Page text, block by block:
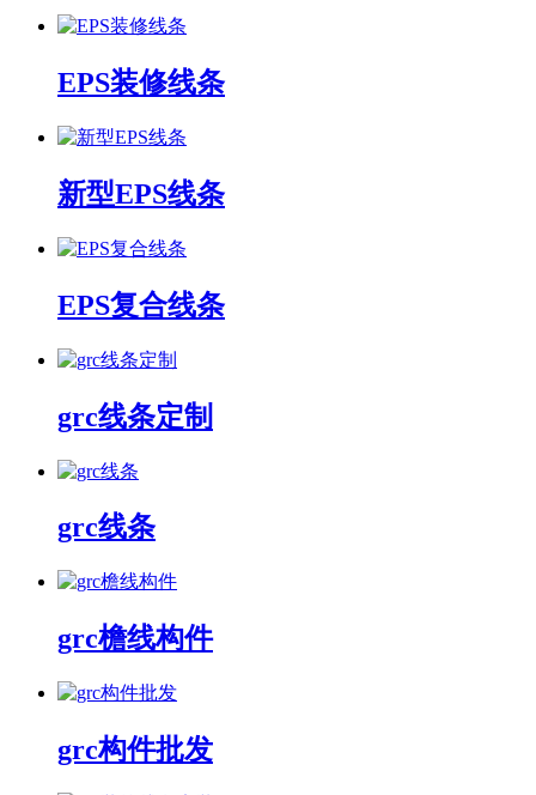
EPS装修线条
新型EPS线条
EPS复合线条
grc线条定制
grc线条
grc檐线构件
grc构件批发